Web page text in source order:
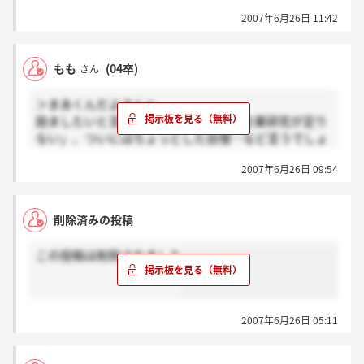
学生の企業研究くらいで判明するレベルなら、とっく
君の言ってることって全てが後付けで全然説得力ない
よ。
最初に偉そうなこと言っておいて、後になって実はこ
う思ってるとか、本当はそんなことわかってるとか、
本音はどうとか。
2007年6月26日 11:42
もも さん (04卒)
＞まあくんだよさんへ
励ましたいと言ってる人が、結局は「企業研究が足り
ない」、ついにはちょっとした自慢…など言うでしょ
「人生一度きり、やりたいことをやっていた方が後悔
後から何を弁解されようとも、これから衰退していく
会社と分かっていながら（本当に分かっていたならの
どうかと思いました。だいたいドンマイ＝気にする
な！って気にしますよ。毎日悶々といろんなことを考
えこんでると思いますよ。
2007年6月26日 09:54
削除済みの投稿
この投稿は削除されました
2007年6月26日 05:11